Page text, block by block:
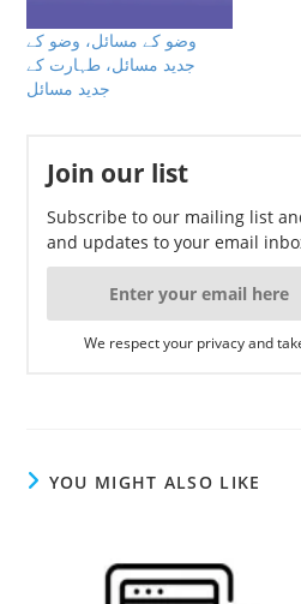
وضو کے مسائل، وضو کے
جدید مسائل، طہارت کے
جدید مسائل
Join our list
Subscribe to our mailing list
and updates to your email
We respect your privacy and
YOU MIGHT ALSO LIKE